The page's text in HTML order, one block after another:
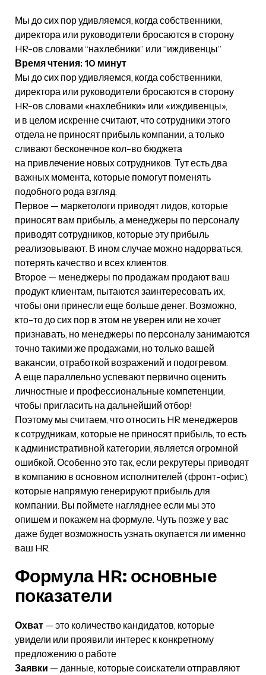
Мы до сих пор удивляемся, когда собственники,
директора или руководители бросаются в сторону
HR-ов словами “нахлебники” или “иждивенцы”
Время чтения: 10 минут
Мы до сих пор удивляемся, когда собственники,
директора или руководители бросаются в сторону
HR-ов словами «нахлебники» или «иждивенцы»,
и в целом искренне считают, что сотрудники этого
отдела не приносят прибыль компании, а только
сливают бесконечное кол-во бюджета
на привлечение новых сотрудников. Тут есть два
важных момента, которые помогут поменять
подобного рода взгляд.
Первое — маркетологи приводят лидов, которые
приносят вам прибыль, а менеджеры по персоналу
приводят сотрудников, которые эту прибыль
реализовывают. В ином случае можно надорваться,
потерять качество и всех клиентов.
Второе — менеджеры по продажам продают ваш
продукт клиентам, пытаются заинтересовать их,
чтобы они принесли еще больше денег. Возможно,
кто-то до сих пор в этом не уверен или не хочет
признавать, но менеджеры по персоналу занимаются
точно такими же продажами, но только вашей
вакансии, отработкой возражений и подогревом.
А еще параллельно успевают первично оценить
личностные и профессиональные компетенции,
чтобы пригласить на дальнейший отбор!
Поэтому мы считаем, что относить HR менеджеров
к сотрудникам, которые не приносят прибыль, то есть
к административной категории, является огромной
ошибкой. Особенно это так, если рекрутеры приводят
в компанию в основном исполнителей (фронт-офис),
которые напрямую генерируют прибыль для
компании. Вы поймете нагляднее если мы это
опишем и покажем на формуле. Чуть позже у вас
даже будет возможность узнать окупается ли именно
ваш HR.
Формула HR: основные
показатели
Охват — это количество кандидатов, которые
увидели или проявили интерес к конкретному
предложению о работе
Заявки — данные, которые соискатели отправляют